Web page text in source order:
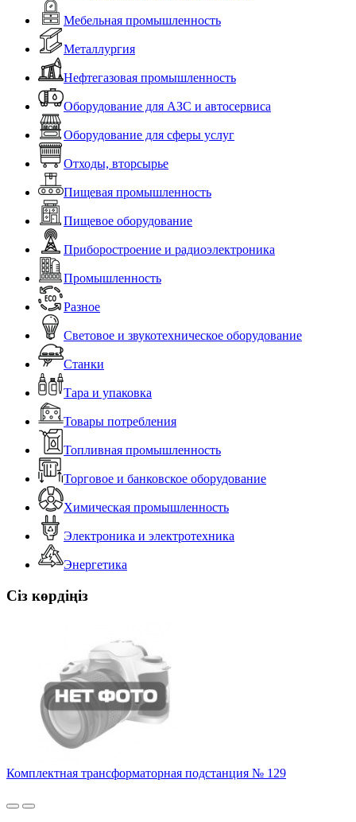
Мебельная промышленность
Металлургия
Нефтегазовая промышленность
Оборудование для АЗС и автосервиса
Оборудование для сферы услуг
Отходы, вторсырье
Пищевая промышленность
Пищевое оборудование
Приборостроение и радиоэлектроника
Промышленность
Разное
Световое и звукотехническое оборудование
Станки
Тара и упаковка
Товары потребления
Топливная промышленность
Торговое и банковское оборудование
Химическая промышленность
Электроника и электротехника
Энергетика
Сіз көрдіңіз
Комплектная трансформаторная подстанция № 129